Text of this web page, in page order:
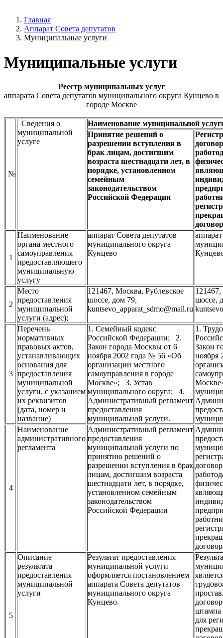
Главная
Аппарат Совета депутатов
Муниципальные услуги
Муниципальные услуги
Реестр муниципальных услуг
аппарата Совета депутатов муниципального округа Кунцево в
городе Москве
№
Сведения о
муниципальной
услуге
Наименование муниципальной
Принятие решений о
разрешении вступления в
брак лицам, достигшим
возраста шестнадцати лет, в
порядке, установленном
семейным
законодательством
Российской Федерации
1
Наименование
органа местного
самоуправления
предоставляющего
муниципальную
услугу
аппарат Совета депутатов
муниципального округа
Кунцево
2
Место
предоставления
муниципальной
услуги (адрес);
121467, Москва, Рублевское
шоссе, дом 79,
kuntsevo_apparat_sdmo@mail.ru
шоссе,
3
Перечень
нормативных
правовых актов,
устанавливающих
основания для
предоставления
муниципальной
услуги, с указанием
их реквизитов
(дата, номер и
название)
1. Семейный кодекс
Российской Федерации; 2.
Закон города Москвы от 6
ноября 2002 года № 56 «Об
организации местного
самоуправления в городе
Москве»; 3. Устав
муниципального округа; 4.
Административный регламент
предоставления
муниципальной услуги.
1.
Закон
ноября
4
Наименование
административного
регламента
Административный регламент
предоставления
муниципальной услуги по
принятию решений о
разрешении вступления в брак
лицам, достигшим возраста
шестнадцати лет, в порядке,
установленном семейным
законодательством
Российской Федерации
5
Описание
результата
предоставления
муниципальной
услуги
Результат предоставления
муниципальной услуги
оформляется постановлением
аппарата Совета депутатов
муниципального округа
Кунцево.
штампа
для